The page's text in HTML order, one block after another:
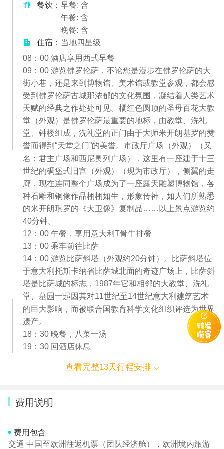
餐饮： 早餐: 含
午餐: 含
晚餐: 含
住宿： 当地四星级
08：00 酒店享用西式早餐
09：00 游览佛罗伦萨，不论您是漫步在佛罗伦萨的大
街小巷，还是来到博物馆、美术馆或教堂参观，都会感
受到佛罗伦萨古城那浓郁的文化氛围，凝结着人类艺术
天赋的经典之作处处可见。橘红色圆顶的圣母百花大教
堂（外观）是佛罗伦萨最重要的地标，由教堂、洗礼
堂、钟楼组成，洗礼堂的正门由于大师米开朗基罗的赞
誉而得到“天堂之门”的美誉。市政厅广场（外观）（又
名：君主广场和西尼奥列广场），这里有一座建于十三
世纪的碉堡式旧宫（外观）（现为市政厅），侧翼的走
廊，现在连同整个广场成为了一座露天雕塑博物馆，各
种石雕和铜像作品栩栩如生，形象传神，如人们所熟悉
的米开朗琪罗的《大卫像》复制品……以上景点游览约
40分钟。
12：00 午餐，享用意大利T骨牛排餐
13：00 乘车前往比萨
14：00 游览比萨斜塔（外观约20分钟）。比萨斜塔位
于意大利托斯卡纳省比萨城北面的奇迹广场上，比萨斜
塔是比萨城的标志，1987年它和相邻的大教堂、洗礼
堂、墓园一起因其对11世纪至14世纪意大利建筑艺术
的巨大影响，而被联合国教育科学文化组织评选为世界
遗产。
18：30 晚餐，八菜一汤
19：30 回酒店休息
查看完整13天行程安排
费用说明
费用包含
交通 中国至欧洲往返机票（团队经济舱），欧洲境内旅游